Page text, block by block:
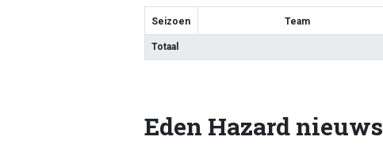
Seizoen Team
Totaal
Eden Hazard nieuws